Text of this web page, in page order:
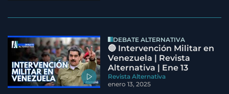
DEBATE ALTERNATIVA
🔵 Intervención Militar en
Venezuela | Revista
Alternativa | Ene 13
Revista Alternativa
enero 13, 2025